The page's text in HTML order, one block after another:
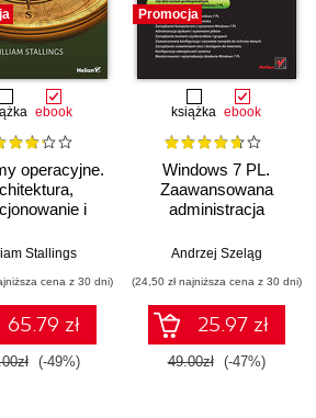
,David Solomon
ebook
operacyjne.
i
IX
Stallings
cena z 30 dni)
65.79 zł
(-49%)
Promocja
książka ebook
Windows 7 PL.
Zaawansowana
administracja
Andrzej Szeląg
(24,50 zł najniższa cena z 30 dni)
25.97 zł
49.00zł (-47%)